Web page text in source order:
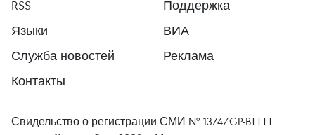
RSS
Поддержка
Языки
ВИА
Служба новостей
Реклама
Контакты
Свидельство о регистрации СМИ № 1374/GP-BTTTT